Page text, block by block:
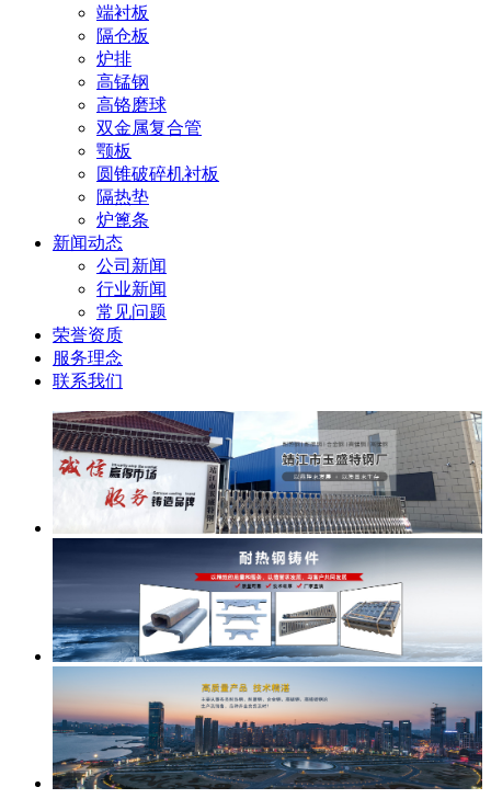
端衬板
隔仓板
炉排
高锰钢
高铬磨球
双金属复合管
颚板
圆锥破碎机衬板
隔热垫
炉篦条
新闻动态
公司新闻
行业新闻
常见问题
荣誉资质
服务理念
联系我们